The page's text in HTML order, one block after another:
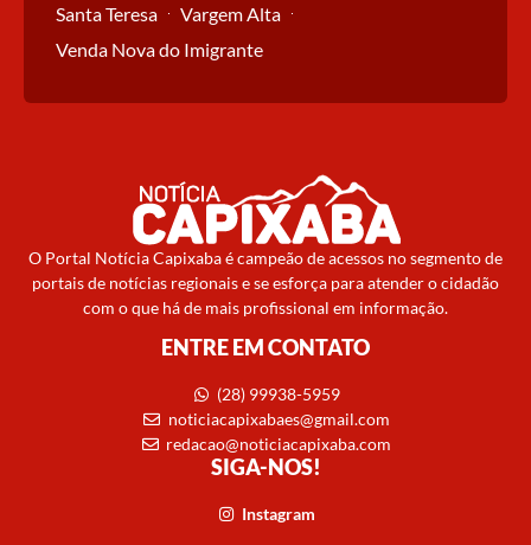
Santa Teresa
Vargem Alta
Venda Nova do Imigrante
O Portal Notícia Capixaba é campeão de acessos no segmento de
portais de notícias regionais e se esforça para atender o cidadão
com o que há de mais profissional em informação.
ENTRE EM CONTATO
(28) 99938-5959
noticiacapixabaes@gmail.com
redacao@noticiacapixaba.com
SIGA-NOS!
Instagram